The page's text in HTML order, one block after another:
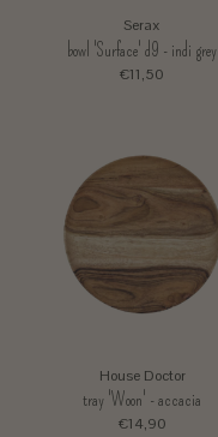
Serax
bowl 'Surface' d9 - indi grey
€11,50
House Doctor
tray 'Woon' - accacia
€14,90